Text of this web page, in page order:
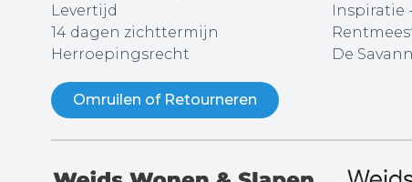
Levertijd
14 dagen zichttermijn
Herroepingsrecht
Omruilen of Retourneren
Inspiratie
De